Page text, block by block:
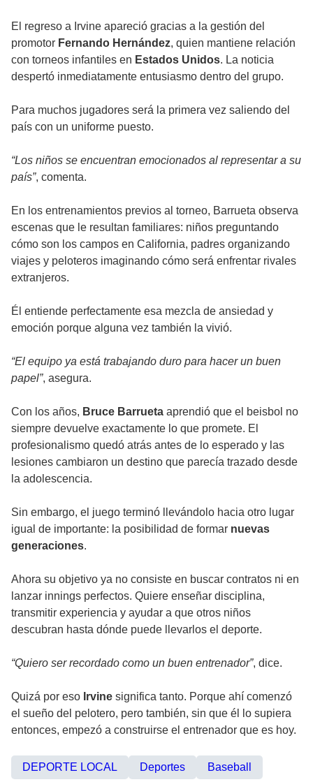
El regreso a Irvine apareció gracias a la gestión del
promotor Fernando Hernández, quien mantiene relación
con torneos infantiles en Estados Unidos. La noticia
despertó inmediatamente entusiasmo dentro del grupo.
Para muchos jugadores será la primera vez saliendo del
país con un uniforme puesto.
“Los niños se encuentran emocionados al representar a su
país”, comenta.
En los entrenamientos previos al torneo, Barrueta observa
escenas que le resultan familiares: niños preguntando
cómo son los campos en California, padres organizando
viajes y peloteros imaginando cómo será enfrentar rivales
extranjeros.
Él entiende perfectamente esa mezcla de ansiedad y
emoción porque alguna vez también la vivió.
“El equipo ya está trabajando duro para hacer un buen
papel”, asegura.
Con los años, Bruce Barrueta aprendió que el beisbol no
siempre devuelve exactamente lo que promete. El
profesionalismo quedó atrás antes de lo esperado y las
lesiones cambiaron un destino que parecía trazado desde
la adolescencia.
Sin embargo, el juego terminó llevándolo hacia otro lugar
igual de importante: la posibilidad de formar nuevas
generaciones.
Ahora su objetivo ya no consiste en buscar contratos ni en
lanzar innings perfectos. Quiere enseñar disciplina,
transmitir experiencia y ayudar a que otros niños
descubran hasta dónde puede llevarlos el deporte.
“Quiero ser recordado como un buen entrenador”, dice.
Quizá por eso Irvine significa tanto. Porque ahí comenzó
el sueño del pelotero, pero también, sin que él lo supiera
entonces, empezó a construirse el entrenador que es hoy.
DEPORTE LOCAL Deportes Baseball